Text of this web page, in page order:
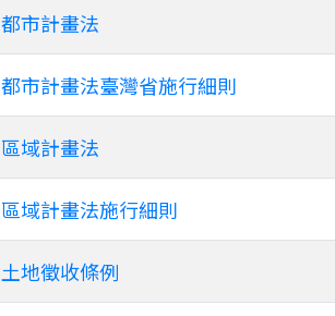
都市計畫法
都市計畫法臺灣省施行細則
區域計畫法
區域計畫法施行細則
土地徵收條例